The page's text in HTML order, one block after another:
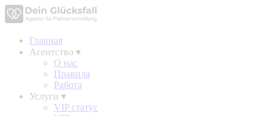
Главная
Агентство ▾
О нас
Правила
Работа
Услуги ▾
VIP статус